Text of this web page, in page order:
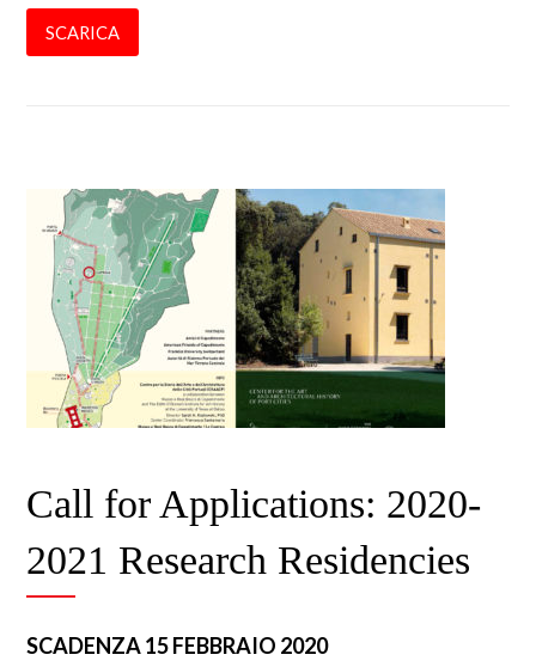
SCARICA
Call for Applications: 2020-
2021 Research Residencies
SCADENZA 15 FEBBRAIO 2020